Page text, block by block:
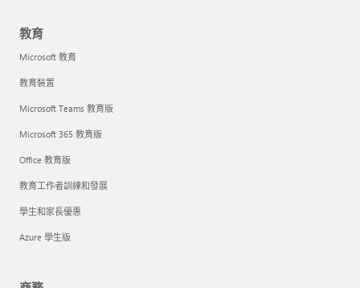
教育
Microsoft 教育
教育裝置
Microsoft Teams 教育版
Microsoft 365 教育版
Office 教育版
教育工作者訓練和發展
學生和家長優惠
Azure 學生版